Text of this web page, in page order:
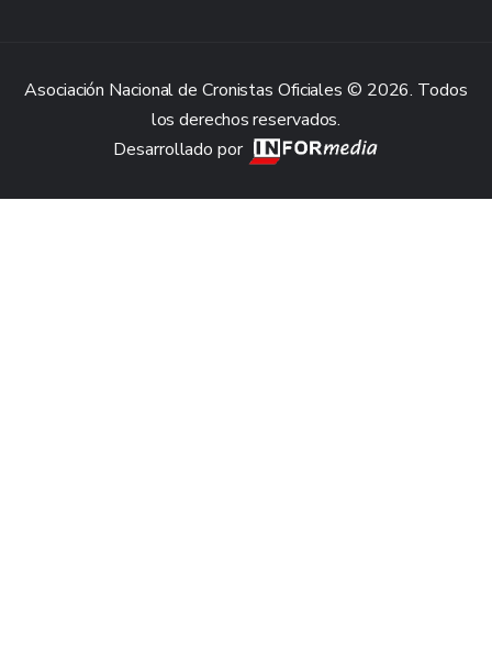
Asociación Nacional de Cronistas Oficiales © 2026. Todos
los derechos reservados.
Desarrollado por